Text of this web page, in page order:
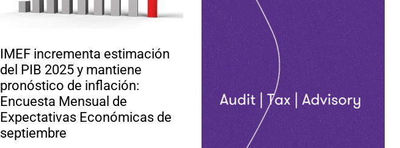
IMEF incrementa estimación
del PIB 2025 y mantiene
pronóstico de inflación:
Encuesta Mensual de
Expectativas Económicas de
septiembre